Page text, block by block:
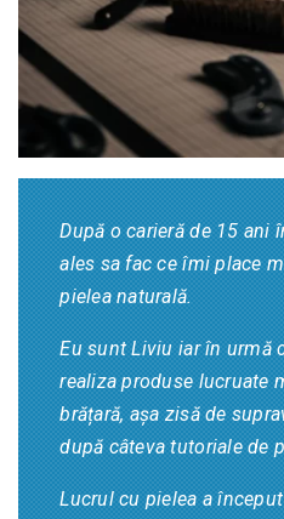
După o carieră de 15 ani
ales sa fac ce îmi place
pielea naturală.
Eu sunt Liviu iar în urmă
realiza produse lucruate
brățară, așa zisă de
după câteva tutoriale de
Lucrul cu pielea a